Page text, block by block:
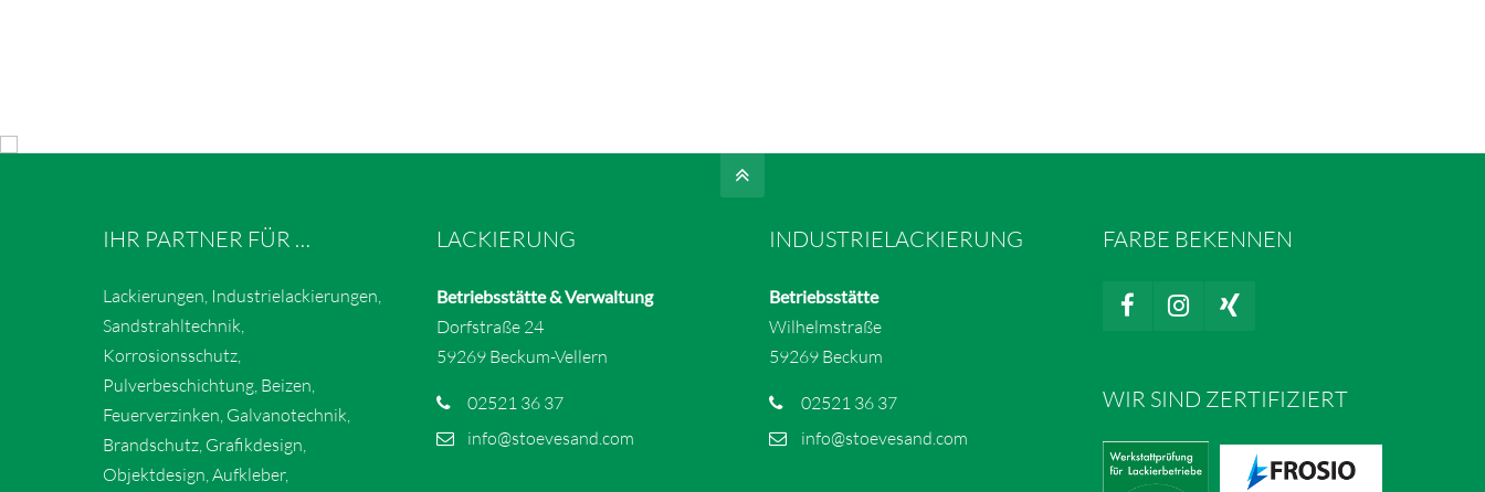
IHR PARTNER FÜR …
Lackierungen, Industrielackierungen,
Sandstrahltechnik,
Korrosionsschutz,
Pulverbeschichtung, Beizen,
Feuerverzinken, Galvanotechnik,
Brandschutz, Grafikdesign,
Objektdesign, Aufkleber,
LACKIERUNG
Betriebsstätte & Verwaltung
Dorfstraße 24
59269 Beckum-Vellern
02521 36 37
info@stoevesand.com
INDUSTRIELACKIERUNG
Betriebsstätte
Wilhelmstraße
59269 Beckum
02521 36 37
info@stoevesand.com
FARBE BEKENNEN
WIR SIND ZERTIFIZIERT